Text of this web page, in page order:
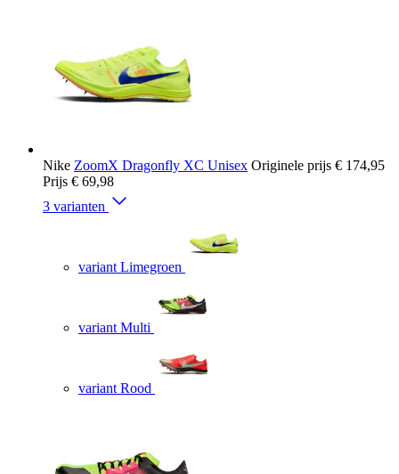
Nike ZoomX Dragonfly XC Unisex Originele prijs € 174,95
Prijs € 69,98
3 varianten
variant Limegroen
variant Multi
variant Rood